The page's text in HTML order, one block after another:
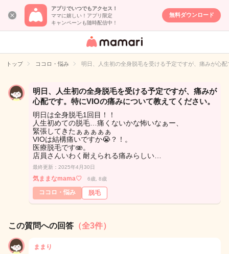
アプリでいつでもアクセス！
ママに嬉しい！アプリ限定
キャンペーンも随時配信中！
無料ダウンロード
女性専用匿名QA
イト
トップ ココロ・悩み 明日、人生初の全身脱毛を受ける予定ですが、痛みが心
明日、人生初の全身脱毛を受ける予定ですが、痛みが
心配です。特にVIOの痛みについて教えてください。
明日は全身脱毛1回目！！
人生初めての脱毛…痛くないかな怖いなぁー、
緊張してきたぁぁぁぁぁ
VIOは結構痛いですか😭？！。
医療脱毛です🫨。
店員さんいわく耐えられる痛みらしい…
最終更新：2025年4月30日
気ままなmama♡ 6歳, 8歳
ココロ・悩み 脱毛
この質問への回答 （全3件）
ままり